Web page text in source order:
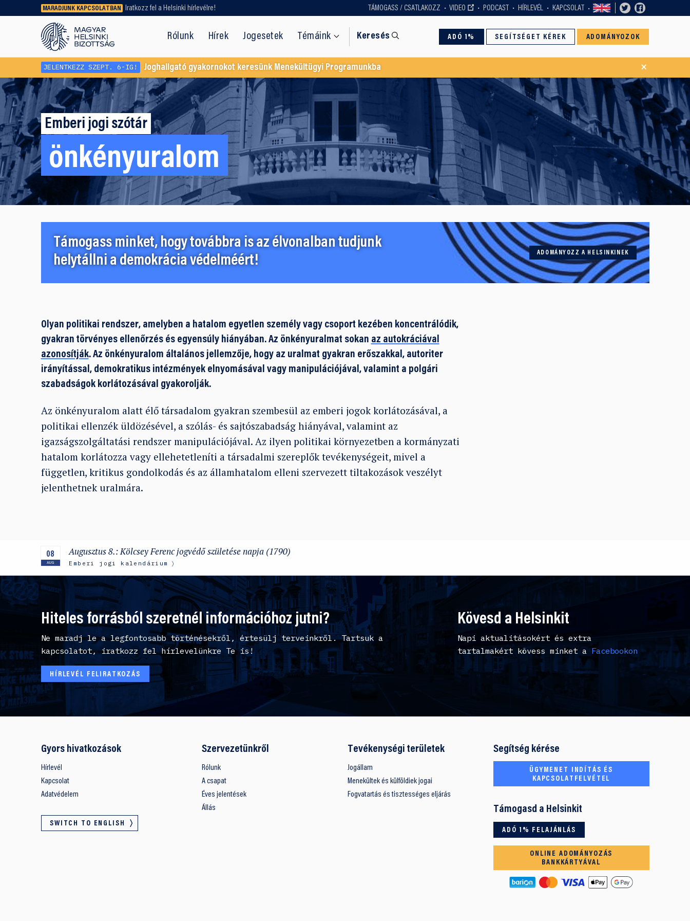
MARADJUNK KAPCSOLATBAN Iratkozz fel a Helsinki hírlevélre! TÁMOGASS / CSATLAKOZZ VIDEO PODCAST HÍRLEVÉL KAPCSOLAT
Rólunk Hírek Jogesetek Témáink Keresés ADÓ 1% SEGÍTSÉGET KÉREK ADOMÁNYOZOK
Régebbi tartalmat vagy
dokumentumot keresel? Használd a
keresőnket!
JELENTKEZZ SZEPT. 6-IG! Joghallgató gyakornokot keresünk Menekültügyi Programunkba ×
Emberi jogi szótár
önkényuralom
Támogass minket, hogy továbbra is az élvonalban tudjunk
helytállni a demokrácia védelméért!
ADOMÁNYOZZ A HELSINKINEK
Olyan politikai rendszer, amelyben a hatalom egyetlen személy vagy csoport kezében koncentrálódik,
gyakran törvényes ellenőrzés és egyensúly hiányában. Az önkényuralmat sokan az autokráciával
azonosítják. Az önkényuralom általános jellemzője, hogy az uralmat gyakran erőszakkal, autoriter
irányítással, demokratikus intézmények elnyomásával vagy manipulációjával, valamint a polgári
szabadságok korlátozásával gyakorolják.
Az önkényuralom alatt élő társadalom gyakran szembesül az emberi jogok korlátozásával, a
politikai ellenzék üldözésével, a szólás- és sajtószabadság hiányával, valamint az
igazságszolgáltatási rendszer manipulációjával. Az ilyen politikai környezetben a kormányzati
hatalom korlátozza vagy ellehetetleníti a társadalmi szereplők tevékenységeit, mivel a
független, kritikus gondolkodás és az államhatalom elleni szervezett tiltakozások veszélyt
jelenthetnek uralmára.
08
AUG
Augusztus 8.: Kölcsey Ferenc jogvédő születése napja (1790)
Emberi jogi kalendárium
Hiteles forrásból szeretnél információhoz jutni?
Ne maradj le a legfontosabb történésekről, értesülj terveinkről. Tartsuk a
kapcsolatot, iratkozz fel hírlevelünkre Te is!
HÍRLEVÉL FELIRATKOZÁS
Kövesd a Helsinkit
Napi aktualitásokért és extra
tartalmakért kövess minket aFacebookon
Gyors hivatkozások
Hírlevél
Kapcsolat
Adatvédelem
SWITCH TO ENGLISH
Szervezetünkről
Rólunk
A csapat
Éves jelentések
Állás
Tevékenységi területek
Jogállam
Menekültek és külföldiek jogai
Fogvatartás és tisztességes eljárás
Segítség kérése
ÜGYMENET INDÍTÁS ÉS
KAPCSOLATFELVÉTEL
Támogasd a Helsinkit
ADÓ 1% FELAJÁNLÁS
ONLINE ADOMÁNYOZÁS
BANKKÁRTYÁVAL